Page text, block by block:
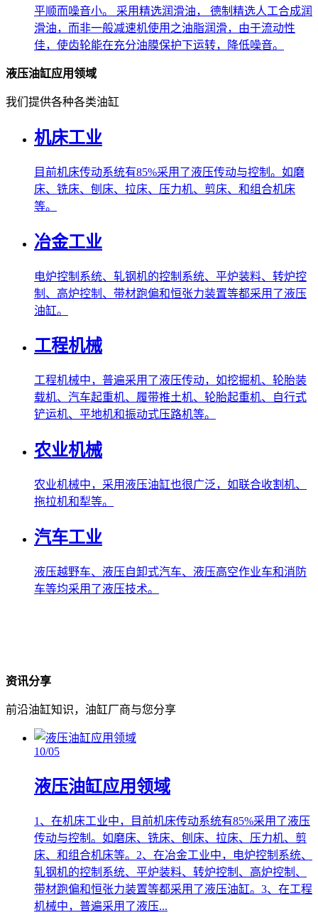
平顺而噪音小。 采用精选润滑油， 德制精选人工合成润
滑油，而非一般减速机使用之油脂润滑，由于流动性
佳，使齿轮能在充分油膜保护下运转，降低噪音。
液压油缸应用领域
我们提供各种各类油缸
机床工业
目前机床传动系统有85%采用了液压传动与控制。如磨
床、铣床、刨床、拉床、压力机、剪床、和组合机床
等。
冶金工业
电炉控制系统、轧钢机的控制系统、平炉装料、转炉控
制、高炉控制、带材跑偏和恒张力装置等都采用了液压
油缸。
工程机械
工程机械中，普遍采用了液压传动，如挖掘机、轮胎装
载机、汽车起重机、履带推土机、轮胎起重机、自行式
铲运机、平地机和振动式压路机等。
农业机械
农业机械中，采用液压油缸也很广泛，如联合收割机、
拖拉机和犁等。
汽车工业
液压越野车、液压自卸式汽车、液压高空作业车和消防
车等均采用了液压技术。
资讯分享
前沿油缸知识，油缸厂商与您分享
10/05
液压油缸应用领域
1、在机床工业中，目前机床传动系统有85%采用了液压
传动与控制。如磨床、铣床、刨床、拉床、压力机、剪
床、和组合机床等。2、在冶金工业中，电炉控制系统、
轧钢机的控制系统、平炉装料、转炉控制、高炉控制、
带材跑偏和恒张力装置等都采用了液压油缸。3、在工程
机械中，普遍采用了液压...